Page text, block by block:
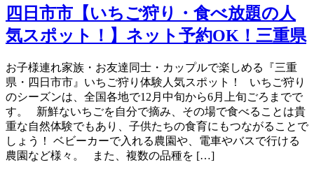
四日市市【いちご狩り・食べ放題の人
気スポット！】ネット予約OK！三重県
お子様連れ家族・お友達同士・カップルで楽しめる『三重
県・四日市市』いちご狩り体験人気スポット！ いちご狩り
のシーズンは、全国各地で12月中旬から6月上旬ごろまでで
す。 新鮮ないちごを自分で摘み、その場で食べることは貴
重な自然体験でもあり、子供たちの食育にもつながることで
しょう！ ベビーカーで入れる農園や、電車やバスで行ける
農園など様々。 また、複数の品種を […]